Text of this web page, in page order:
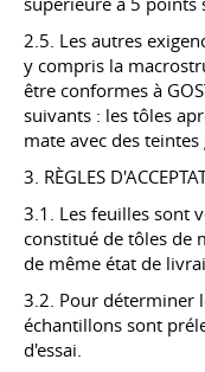
2.5. Les autres
y compris la
être conformes à
suivants : les tôles
mate avec des teintes
3. RÈGLES
3.1. Les feuilles sont
constitué de tôles de
de même état de
3.2. Pour déterminer
échantillons sont
d'essai.